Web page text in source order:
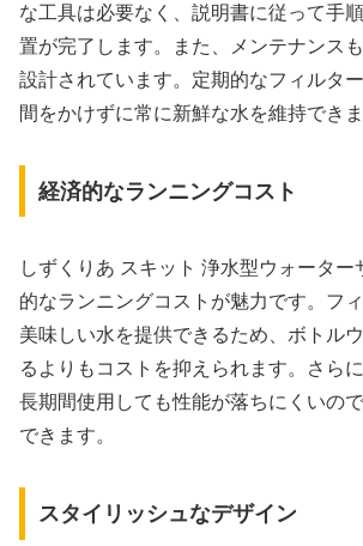
な工具は必要なく、説明書に従って手
置が完了します。また、メンテナンス
設計されています。定期的なフィルタ
間をかけずに常に新鮮な水を維持できま
経済的なランニングコスト
しずくりあ スキット 浄水型ウォーター
的なランニングコストが魅力です。フ
美味しい水を提供できるため、ボトル
るよりもコストを抑えられます。さら
長期間使用しても性能が落ちにくいの
できます。
スタイリッシュなデザイン